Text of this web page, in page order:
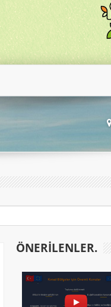
ÖNERILENLER.